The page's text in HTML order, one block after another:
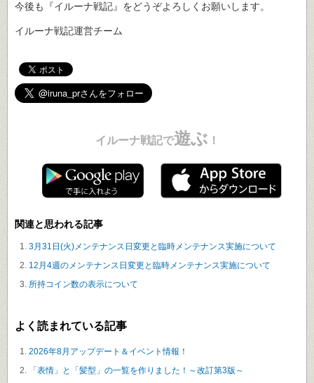
今後も『イルーナ戦記』をどうぞよろしくお願いします。
イルーナ戦記運営チーム
イルーナ戦記で遊ぶ ！
関連と思われる記事
3月31日(火)メンテナンス日変更と臨時メンテナンス実施について
12月4週のメンテナンス日変更と臨時メンテナンス実施について
所持コイン数の表示について
よく読まれている記事
2026年8月アップデート＆イベント情報！
「表情」と「髪型」の一覧を作りました！～改訂第3版～